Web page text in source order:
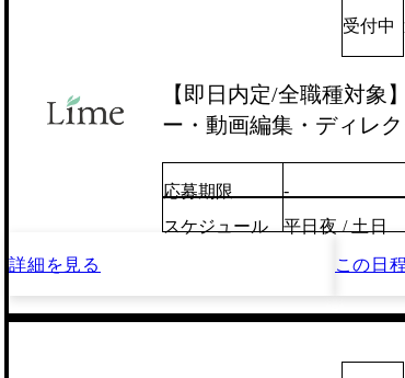
受付中
【即日内定/全職種対象
ー・動画編集・ディレ
応募期限
-
スケジュール
平日夜 / 土日
詳細を見る この日